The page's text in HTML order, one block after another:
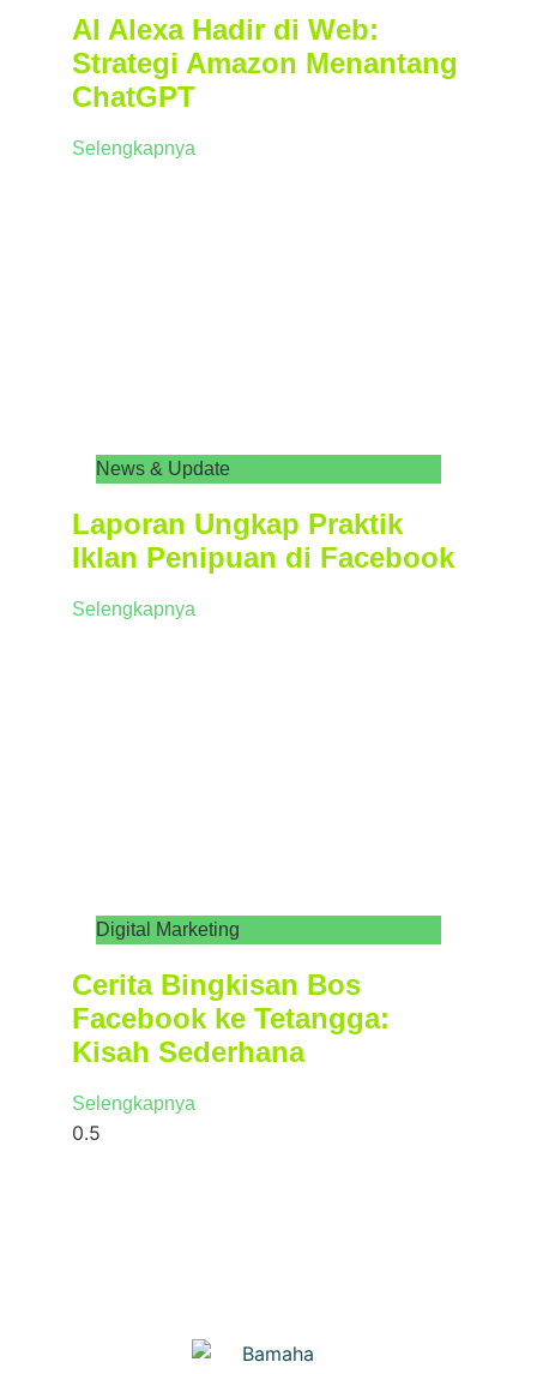
AI Alexa Hadir di Web:
Strategi Amazon Menantang
ChatGPT
Selengkapnya
News & Update
Laporan Ungkap Praktik
Iklan Penipuan di Facebook
Selengkapnya
Digital Marketing
Cerita Bingkisan Bos
Facebook ke Tetangga:
Kisah Sederhana
Selengkapnya